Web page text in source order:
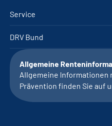
Service
DRV Bund
Allgemeine
Allgemeine Informationen
Prävention finden Sie auf